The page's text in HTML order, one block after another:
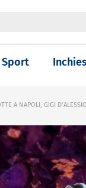
Sport
A NAPOLI, GIGI